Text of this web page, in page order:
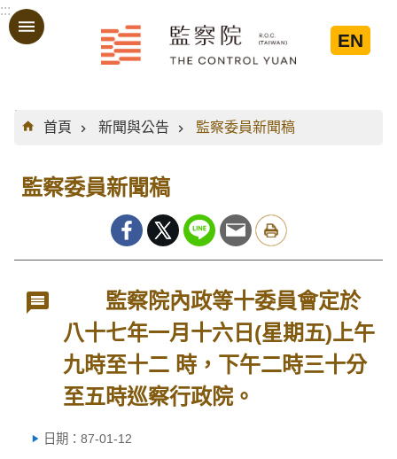
跳到主要內容區塊
:::
EN
:::
首頁
新聞與公告 監察委員新聞稿
監察委員新聞稿
監察院內政等十委員會定於
八十七年一月十六日(星期五)上午
九時至十二 時，下午二時三十分
至五時巡察行政院。
日期：87-01-12